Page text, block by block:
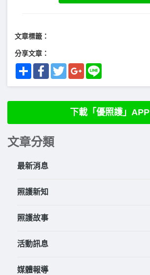
文章標籤：
分享文章：
Share FacebookTwitterGoogle+
下載「優照護」APP
文章分類
最新消息
照護新知
照護故事
活動訊息
媒體報導